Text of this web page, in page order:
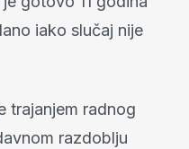
iako slučaj nije
trajanjem radnog
razdoblju